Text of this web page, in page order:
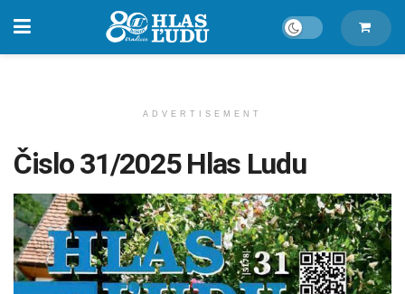
ADVERTISEMENT
Čislo 31/2025 Hlas Ludu